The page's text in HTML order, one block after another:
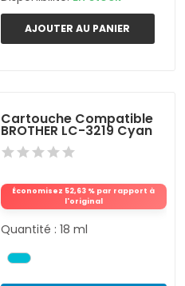
AJOUTER AU PANIER
Cartouche Compatible
BROTHER LC-3219 Cyan
Économisez 52,63 % par rapport à
l'original
Quantité : 18 ml